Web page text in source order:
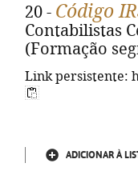
20 - Código
Contabilistas
(Formação
Link persistente:
ADICIONAR À